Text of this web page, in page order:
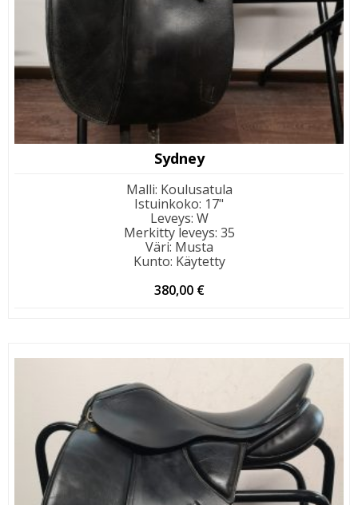
Sydney
Malli: Koulusatula
Istuinkoko: 17"
Leveys: W
Merkitty leveys: 35
Väri: Musta
Kunto: Käytetty
380,00 €